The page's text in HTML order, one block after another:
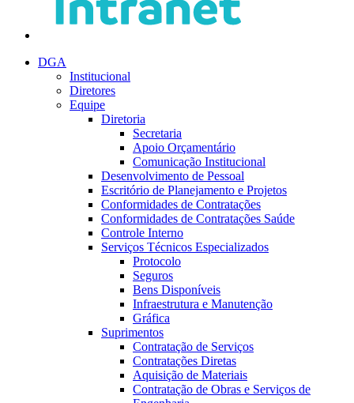
DGA
Institucional
Diretores
Equipe
Diretoria
Secretaria
Apoio Orçamentário
Comunicação Institucional
Desenvolvimento de Pessoal
Escritório de Planejamento e Projetos
Conformidades de Contratações
Conformidades de Contratações Saúde
Controle Interno
Serviços Técnicos Especializados
Protocolo
Seguros
Bens Disponíveis
Infraestrutura e Manutenção
Gráfica
Suprimentos
Contratação de Serviços
Contratações Diretas
Aquisição de Materiais
Contratação de Obras e Serviços de